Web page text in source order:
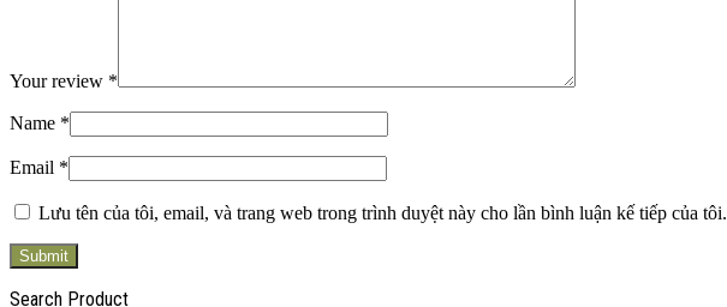
Your review *
Name *
Email *
Lưu tên của tôi, email, và trang web trong trình duyệt này cho lần bình luận kế tiếp của tôi.
Search Product